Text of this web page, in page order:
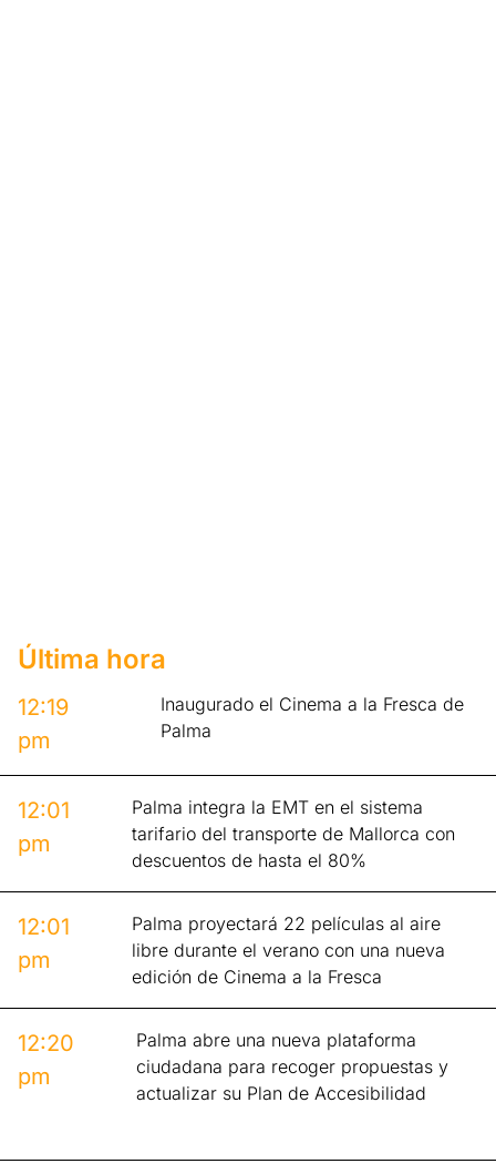
Última hora
12:19
pm
Inaugurado el Cinema a la Fresca de
Palma
12:01
pm
Palma integra la EMT en el sistema
tarifario del transporte de Mallorca con
descuentos de hasta el 80%
12:01
pm
Palma proyectará 22 películas al aire
libre durante el verano con una nueva
edición de Cinema a la Fresca
12:20
pm
Palma abre una nueva plataforma
ciudadana para recoger propuestas y
actualizar su Plan de Accesibilidad